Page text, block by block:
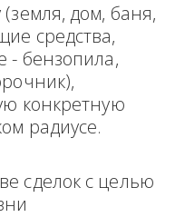
дом, баня,
средства,
- бензопила,
конкретную
радиусе.
сделок с целью